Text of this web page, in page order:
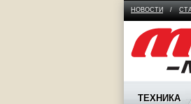
НОВОСТИ /
Moto Magazine
ТЕХНИКА